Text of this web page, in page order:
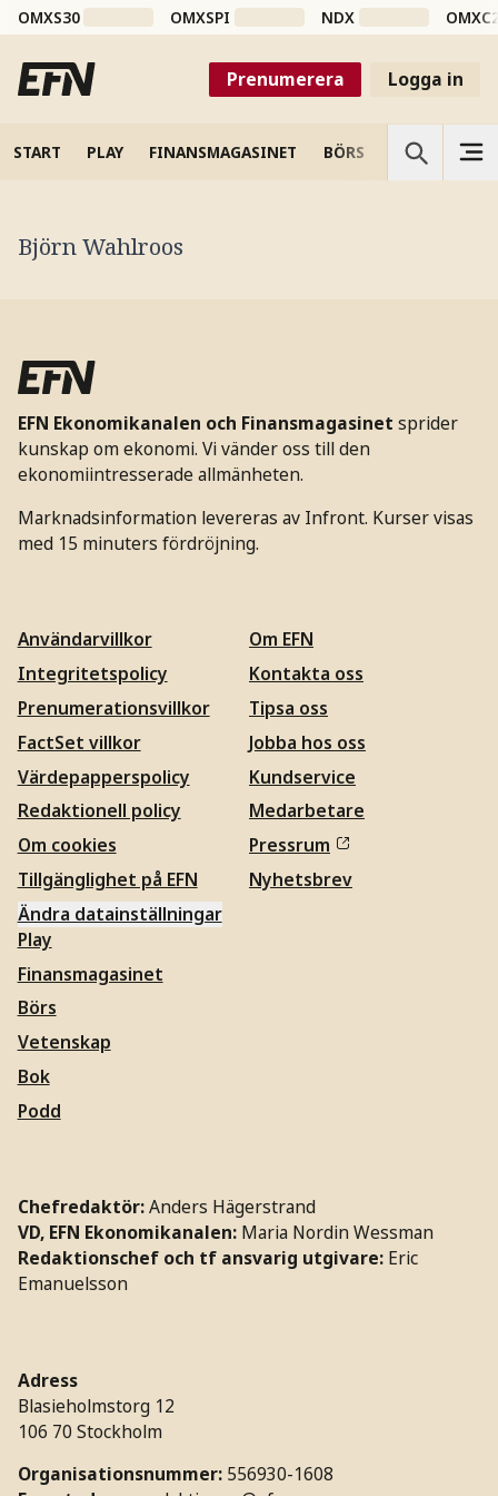
OMXS30 OMXSPI NDX
Prenumerera Logga in
START PLAY FINANSMAGASINET BÖRS VETENSKAP
Björn Wahlroos
EFN Ekonomikanalen och Finansmagasinet sprider
kunskap om ekonomi. Vi vänder oss till den
ekonomiintresserade allmänheten.
Marknadsinformation levereras av Infront. Kurser visas
med 15 minuters fördröjning.
Användarvillkor
Integritetspolicy
Prenumerationsvillkor
FactSet villkor
Värdepapperspolicy
Redaktionell policy
Om cookies
Tillgänglighet på EFN
Ändra datainställningar
Om EFN
Kontakta oss
Tipsa oss
Jobba hos oss
Kundservice
Medarbetare
Pressrum
Nyhetsbrev
Play
Finansmagasinet
Börs
Vetenskap
Bok
Podd
Chefredaktör:Anders Hägerstrand
VD, EFN Ekonomikanalen: Maria Nordin Wessman
Redaktionschef och tf ansvarig utgivare: Eric
Emanuelsson
Adress
Blasieholmstorg 12
106 70 Stockholm
Organisationsnummer: 556930-1608